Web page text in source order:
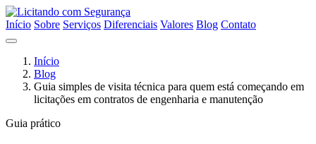
Início Sobre Serviços Diferenciais Valores Blog Contato
Início
Blog
Guia simples de visita técnica para quem está começando em
licitações em contratos de engenharia e manutenção
Guia prático